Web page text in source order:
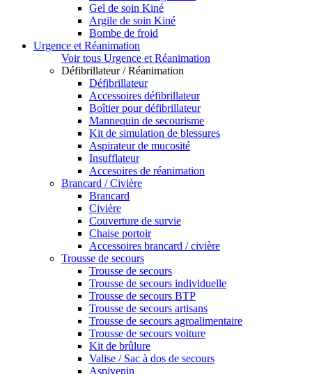
Gel de soin Kiné
Argile de soin Kiné
Bombe de froid
Urgence et Réanimation
Voir tous Urgence et Réanimation
Défibrillateur / Réanimation
Défibrillateur
Accessoires défibrillateur
Boîtier pour défibrillateur
Mannequin de secourisme
Kit de simulation de blessures
Aspirateur de mucosité
Insufflateur
Accesoires de réanimation
Brancard / Civière
Brancard
Civière
Couverture de survie
Chaise portoir
Accessoires brancard / civière
Trousse de secours
Trousse de secours
Trousse de secours individuelle
Trousse de secours BTP
Trousse de secours artisans
Trousse de secours agroalimentaire
Trousse de secours voiture
Kit de brûlure
Valise / Sac à dos de secours
Aspivenin